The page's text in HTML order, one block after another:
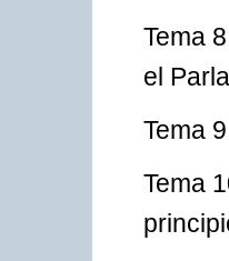
Tema
el
Tema
Tema